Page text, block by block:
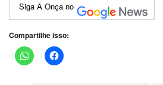
Siga A Onça no
Compartilhe isso: